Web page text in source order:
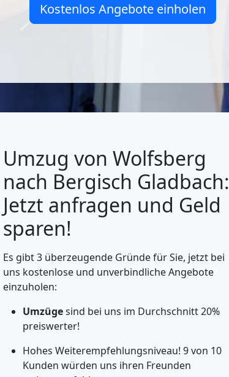
Kostenlos Angebote einholen
Umzug von Wolfsberg
nach Bergisch Gladbach:
Jetzt anfragen und Geld
sparen!
Es gibt 3 überzeugende Gründe für Sie, jetzt bei
uns kostenlose und unverbindliche Angebote
einzuholen:
Umzügesind bei uns im Durchschnitt 20%
preiswerter!
Hohes Weiterempfehlungsniveau! 9 von 10
Kunden würden uns ihren Freunden